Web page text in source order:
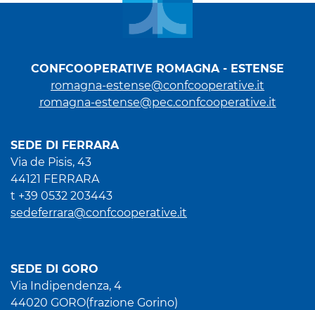
CONFCOOPERATIVE ROMAGNA - ESTENSE
romagna-estense@confcooperative.it
romagna-estense@pec.confcooperative.it
SEDE DI FERRARA
Via de Pisis, 43
44121 FERRARA
t +39 0532 203443
sedeferrara@confcooperative.it
SEDE DI GORO
Via Indipendenza, 4
44020 GORO(frazione Gorino)